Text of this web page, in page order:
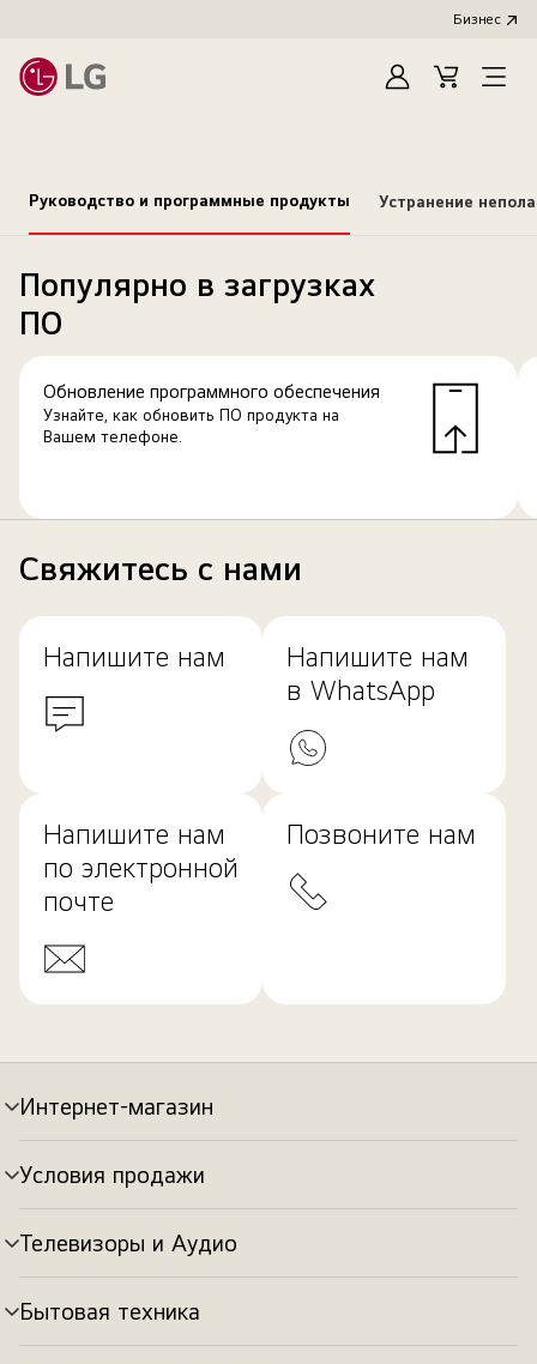
Бизнес
Cart
Open
Руководство и программные продукты Устранение
Популярно в загрузках
ПО
Обновление программного обеспечения
Узнайте, как обновить ПО продукта на
Вашем телефоне.
Свяжитесь с нами
Напишите нам
Напишите нам
в WhatsApp
Напишите нам
по электронной
почте
Позвоните нам
Интернет-магазин
Переключатель
меню
Условия продажи
Переключатель
меню
Телевизоры и Аудио
Переключатель
меню
Бытовая техника
Переключатель
меню